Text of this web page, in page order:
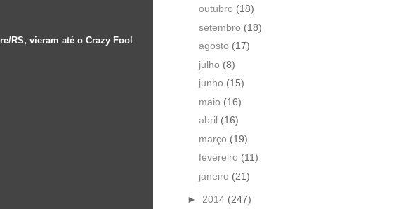
RS, vieram até o Crazy Fool
outubro (18)
setembro (18)
agosto (17)
julho (8)
junho (15)
maio (16)
abril (16)
março (19)
fevereiro (11)
janeiro (21)
► 2014 (247)